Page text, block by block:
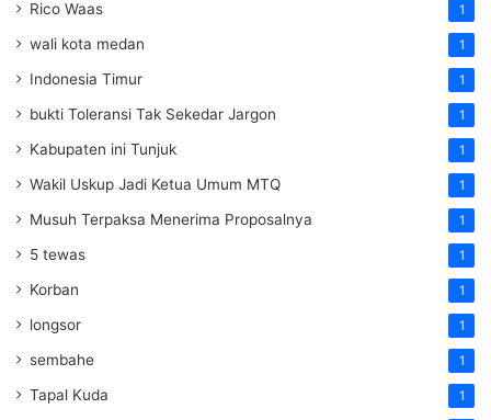
Rico Waas 1
wali kota medan 1
Indonesia Timur 1
bukti Toleransi Tak Sekedar Jargon 1
Kabupaten ini Tunjuk 1
Wakil Uskup Jadi Ketua Umum MTQ 1
Musuh Terpaksa Menerima Proposalnya 1
5 tewas 1
Korban 1
longsor 1
sembahe 1
Tapal Kuda 1